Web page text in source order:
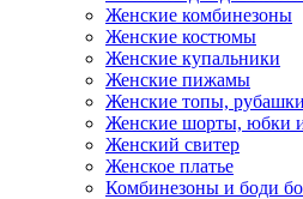
Женские комбинезоны
Женские костюмы
Женские купальники
Женские пижамы
Женские топы,
Женские шорты, юбки
Женский свитер
Женское платье
Комбинезоны и боди